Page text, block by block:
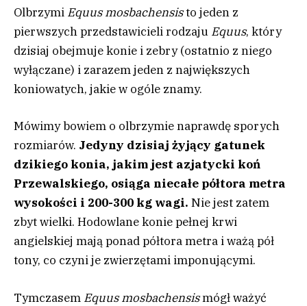
Olbrzymi Equus mosbachensisto jeden z
pierwszych przedstawicieli rodzaju Equus, który
dzisiaj obejmuje konie i zebry (ostatnio z niego
wyłączane) i zarazem jeden z największych
koniowatych, jakie w ogóle znamy.
Mówimy bowiem o olbrzymie naprawdę sporych
rozmiarów. Jedyny dzisiaj żyjący gatunek
dzikiego konia, jakim jest azjatycki koń
Przewalskiego, osiąga niecałe półtora metra
wysokości i 200-300 kg wagi. Nie jest zatem
zbyt wielki. Hodowlane konie pełnej krwi
angielskiej mają ponad półtora metra i ważą pół
tony, co czyni je zwierzętami imponującymi.
Tymczasem Equus mosbachensismógł ważyć